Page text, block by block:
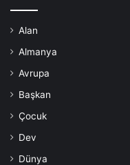
Alan
Almanya
Avrupa
Başkan
Çocuk
Dev
Dünya